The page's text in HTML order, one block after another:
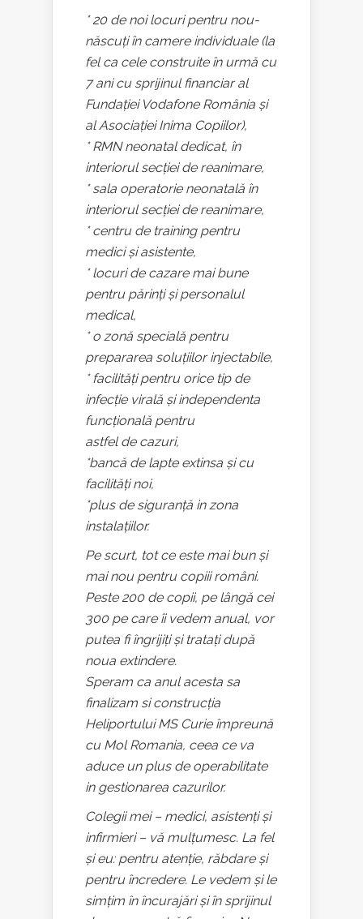
* 20 de noi locuri pentru nou-
născuți în camere individuale (la
fel ca cele construite în urmă cu
7 ani cu sprijinul financiar al
Fundației Vodafone România și
al Asociației Inima Copiilor),
* RMN neonatal dedicat, în
interiorul secției de reanimare,
* sala operatorie neonatală în
interiorul secției de reanimare,
* centru de training pentru
medici și asistente,
* locuri de cazare mai bune
pentru părinți și personalul
medical,
* o zonă specială pentru
prepararea soluțiilor injectabile,
* facilități pentru orice tip de
infecție virală și independenta
funcțională pentru
astfel de cazuri,
*bancă de lapte extinsa și cu
facilități noi,
*plus de siguranță in zona
instalațiilor.
Pe scurt, tot ce este mai bun și
mai nou pentru copiii români.
Peste 200 de copii, pe lângă cei
300 pe care îi vedem anual, vor
putea fi îngrijiți și tratați după
noua extindere.
Speram ca anul acesta sa
finalizam si construcția
Heliportului MS Curie împreună
cu Mol Romania, ceea ce va
aduce un plus de operabilitate
in gestionarea cazurilor.
Colegii mei – medici, asistenți și
infirmieri – vă mulțumesc. La fel
și eu: pentru atenție, răbdare și
pentru încredere. Le vedem și le
simțim în încurajări și în sprijinul